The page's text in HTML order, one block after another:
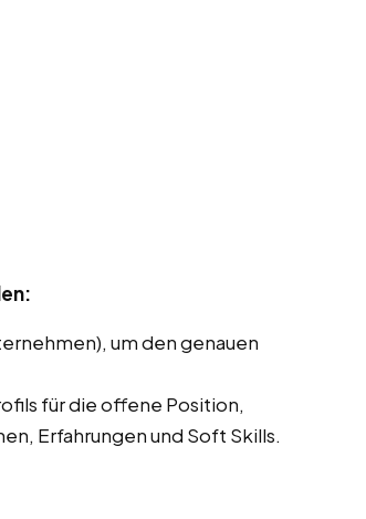
um den genauen
für die offene Position,
Erfahrungen und Soft Skills.